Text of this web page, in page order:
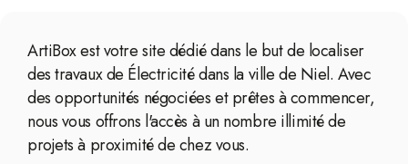
ArtiBox est votre site dédié dans le but de localiser
des travaux de Électricité dans la ville de Niel. Avec
des opportunités négociées et prêtes à commencer,
nous vous offrons l'accès à un nombre illimité de
projets à proximité de chez vous.